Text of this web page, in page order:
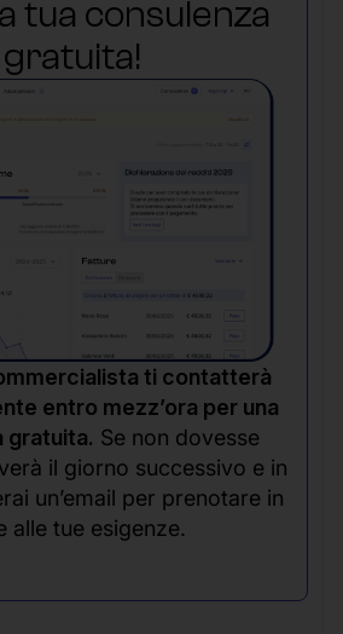
tua consulenza
gratuita!
ti contatterà
entro mezz’ora per una
gratuita. Se non dovesse
il giorno successivo e in
un’email per prenotare in
alle tue esigenze.